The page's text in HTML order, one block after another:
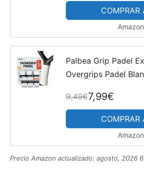
Raquetas y Palas -
-...
COMPRAR
Palbea Grip Padel
Overgrips Padel
Sudor. Cinta de
Antideslizante. Grip
9,49€7,99€
COMPRAR
Precio Amazon actualizado: agosto, 2026